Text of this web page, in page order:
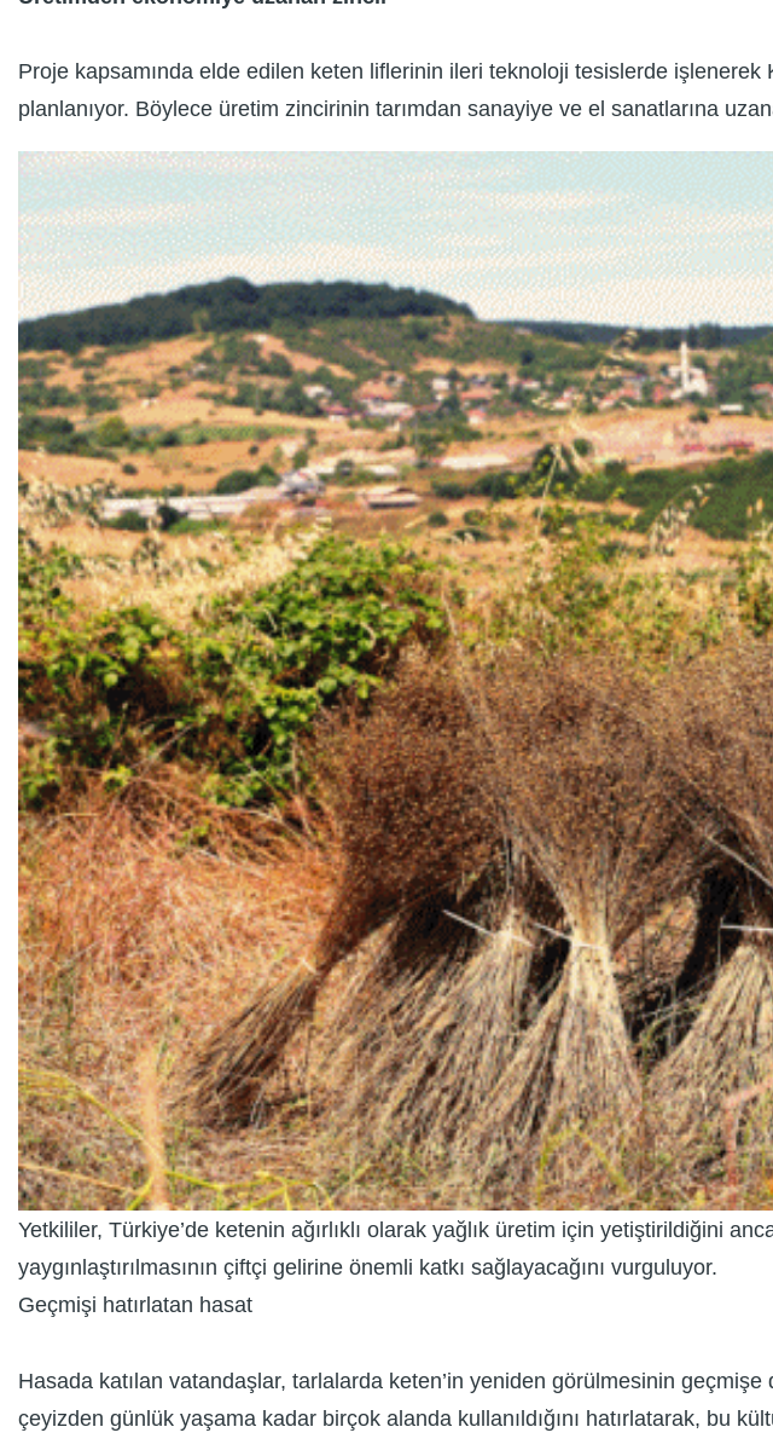
Proje kapsamında elde edilen keten liflerinin ileri teknoloji tesislerde
planlanıyor. Böylece üretim zincirinin tarımdan sanayiye ve el sanatlarına
Yetkililer, Türkiye’de ketenin ağırlıklı olarak yağlık üretim için yetiştirildiğini
yaygınlaştırılmasının çiftçi gelirine önemli katkı sağlayacağını vurguluyor.
Geçmişi hatırlatan hasat
Hasada katılan vatandaşlar, tarlalarda keten’in yeniden görülmesinin
çeyizden günlük yaşama kadar birçok alanda kullanıldığını hatırlatarak, bu